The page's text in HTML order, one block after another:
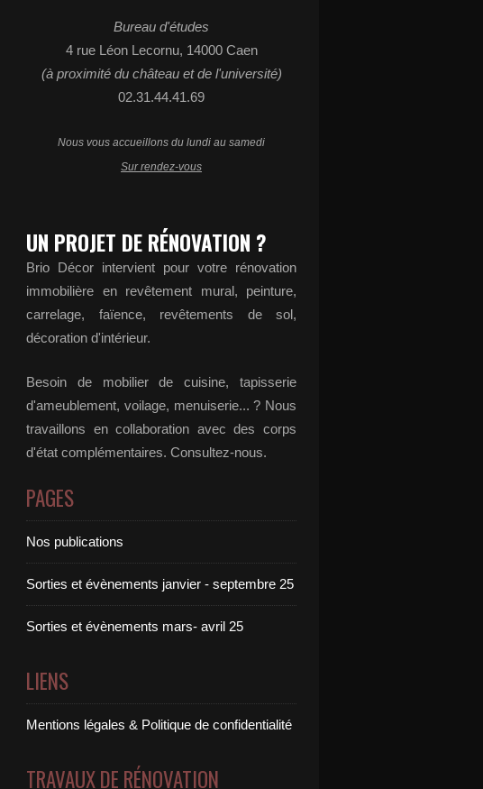
Bureau d'études
4 rue Léon Lecornu, 14000 Caen
(à proximité du château et de l'université)
02.31.44.41.69
Nous vous accueillons du lundi au samedi
Sur rendez-vous
UN PROJET DE RÉNOVATION ?
Brio Décor intervient pour votre rénovation
immobilière en revêtement mural, peinture,
carrelage, faïence, revêtements de sol,
décoration d'intérieur.
Besoin de mobilier de cuisine, tapisserie
d'ameublement, voilage, menuiserie... ? Nous
travaillons en collaboration avec des corps
d'état complémentaires. Consultez-nous.
PAGES
Nos publications
Sorties et évènements janvier - septembre 25
Sorties et évènements mars- avril 25
LIENS
Mentions légales & Politique de confidentialité
TRAVAUX DE RÉNOVATION